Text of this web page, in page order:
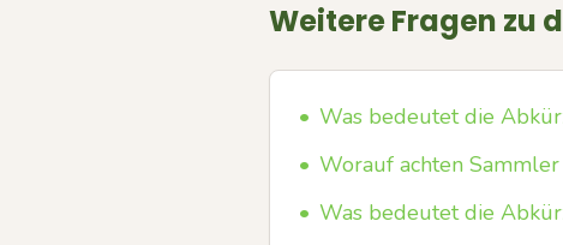
Weitere Fragen zu
• Was bedeutet die
• Worauf achten
• Was bedeutet die